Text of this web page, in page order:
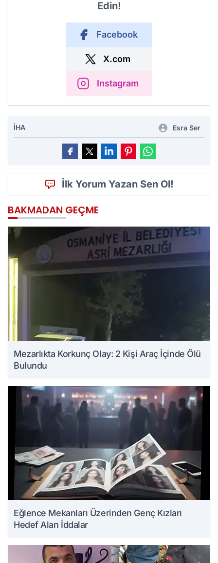
Edin!
Facebook
X.com
Instagram
İHA Esra Ser
İlk Yorum Yazan Sen Ol!
BAKMADAN GEÇME
Mezarlıkta Korkunç Olay: 2 Kişi Araç İçinde Ölü
Bulundu
Eğlence Mekanları Üzerinden Genç Kızları
Hedef Alan İddalar